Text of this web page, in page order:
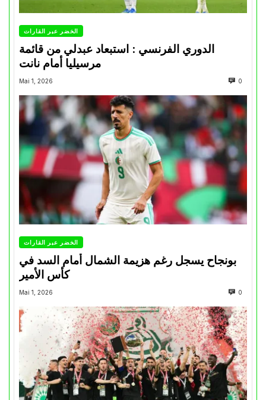
الخضر عبر القارات
الدوري الفرنسي : استبعاد عبدلي من قائمة
مرسيليا أمام نانت
Mai 1, 2026 0
الخضر عبر القارات
بونجاح يسجل رغم هزيمة الشمال أمام السد في
كأس الأمير
Mai 1, 2026 0